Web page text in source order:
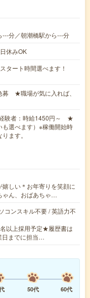
分／朝潮橋駅から---分
休みOK
ート時間選べます！
★職場が気に入れば、
験者：時給1450円～ ★
も選べます）※稼働開始時
ます。
しい＊お年寄りを笑顔に
ゃん、おばあちゃ…
コンスキル不要 / 英語力不
以上採用予定★履歴書は
日までに担当…
50代
60代